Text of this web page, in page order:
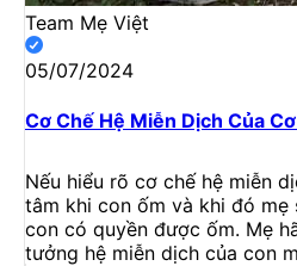
Team Mẹ Việt
05/07/2024
Cơ Chế Hệ Miễn Dịch Của
Nếu hiểu rõ cơ chế hệ miễn
tâm khi con ốm và khi đó mẹ
con có quyền được ốm. Mẹ
tưởng hệ miễn dịch của con